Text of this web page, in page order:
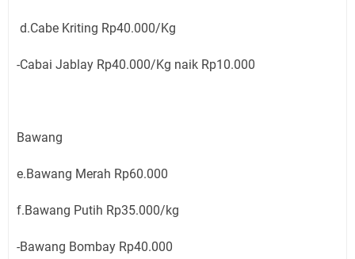
d.Cabe Kriting Rp40.000/Kg
-Cabai Jablay Rp40.000/Kg naik Rp10.000
Bawang
e.Bawang Merah Rp60.000
f.Bawang Putih Rp35.000/kg
-Bawang Bombay Rp40.000